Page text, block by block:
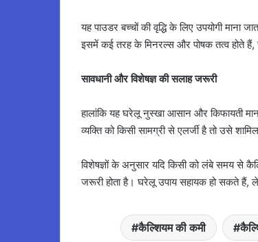
यह पाउडर बच्चों की वृद्धि के लिए उपयोगी माना
इसमें कई तरह के मिनरल्स और पोषक तत्व होते हैं,
सावधानी और विशेषज्ञ की सलाह जरूरी
हालांकि यह घरेलू नुस्खा आसान और किफायती
व्यक्ति को किसी सामग्री से एलर्जी है तो उसे
विशेषज्ञों के अनुसार यदि किसी को लंबे समय से
जरूरी होता है। घरेलू उपाय सहायक हो सकते हैं,
कैल्शियम की कमी